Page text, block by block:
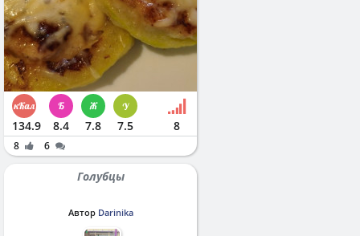
134.9 8.4 7.8 7.5 8
8 6
Голубцы
Автор Darinika